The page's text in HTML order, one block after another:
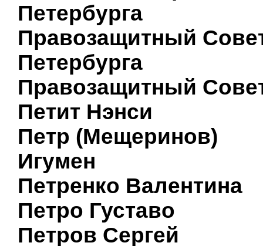
Петербурга
Правозащитный
Петербурга
Правозащитный
Петит Нэнси
Петр (Мещеринов)
Игумен
Петренко Валентина
Петро Густаво
Петров Сергей